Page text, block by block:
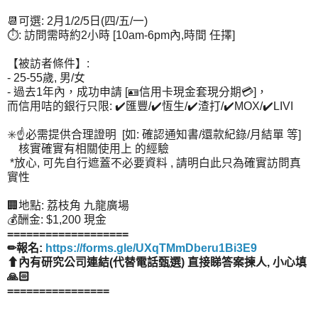
📆可選: 2月1/2/5日(四/五/一)
⏱️: 訪問需時約2小時 [10am-6pm內,時間 任擇]
【被訪者條件】:
- 25-55歲, 男/女
- 過去1年內，成功申請 [🪪信用卡現金套現分期💳]，
而信用咭的銀行只限: ✔️匯豐/✔️恆生/✔️渣打/✔️MOX/✔️LIVI
✳️☝必需提供合理證明 [如: 確認通知書/還款紀錄/月結單 等]
核實確實有相關使用上 的經驗
*放心, 可先自行遮蓋不必要資料 , 請明白此只為確實訪問真
實性
🏢地點: 荔枝角 九龍廣場
💰酬金: $1,200 現金
===================
✏報名: https://forms.gle/UXqTMmDberu1Bi3E9
⬆內有研究公司連結(代替電話甄選) 直接睇答案揀人, 小心填
🙏🏻
================